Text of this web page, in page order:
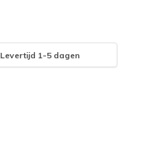
Levertijd 1-5 dagen